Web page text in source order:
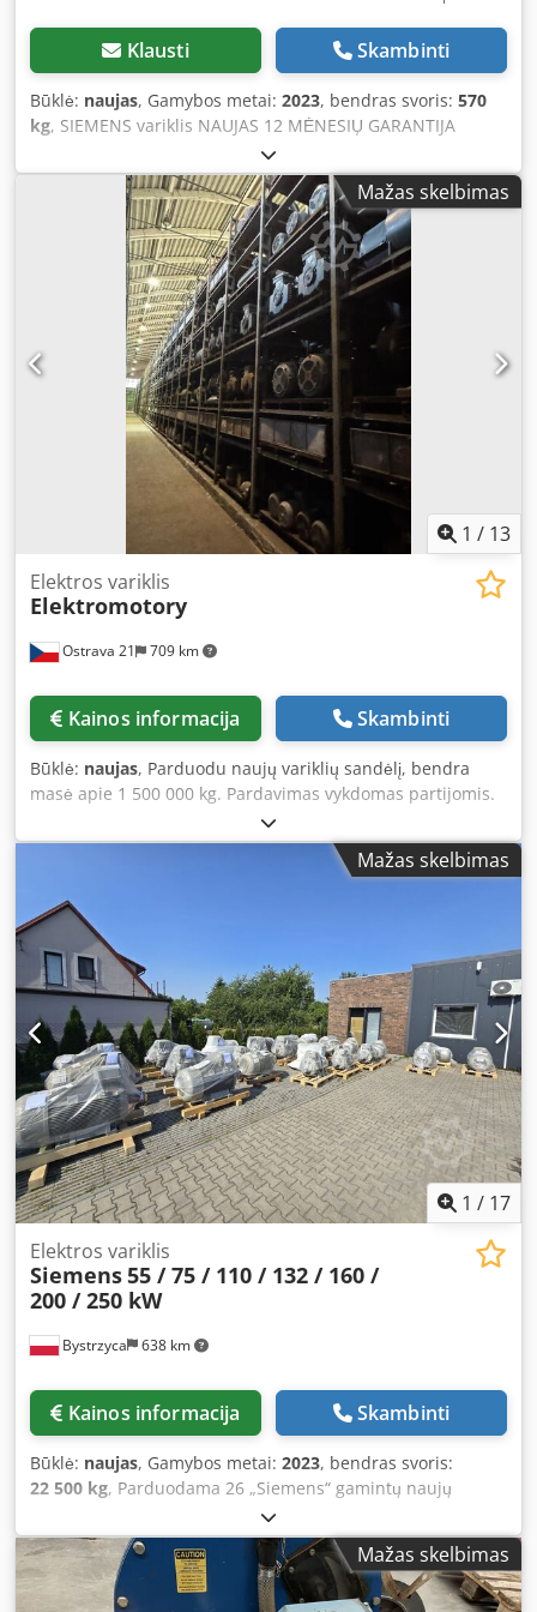
Klausti Skambinti
Būklė: naujas, Gamybos metai: 2023, bendras svoris: 570
kg, SIEMENS variklis NAUJAS 12 MĖNESIŲ GARANTIJA
Prieinama 2 vnt. 2970 aps./min. 1488 aps./min.
Dcedpfxjwiwfis Aczsk
Mažas skelbimas
1 / 13
Ostrava 21 709 km
Elektros variklis
Elektromotory
Kainos informacija Skambinti
Būklė: naujas, Parduodu naujų variklių sandėlį, bendra
masė apie 1 500 000 kg. Pardavimas vykdomas partijomis.
Minimalus užsakymo kiekis – 50 000 kg. Visi varikliai yra
nauji arba naudoti, tačiau atlikti remonto darbai. Apytikslis
kiekis – 3 000 vnt. Skirtingų gamintojų: „Siemens“, „ČKD“,
„MEZ“ ir kt. Dcedpezgu D Iefx Aczok Kaina už 1 kg – 1,50
euro.
Mažas skelbimas
1 / 17
Bystrzyca 638 km
Elektros variklis
Siemens55 / 75 / 110 / 132 / 160 /
200 / 250 kW
Kainos informacija Skambinti
Būklė: naujas, Gamybos metai: 2023, bendras svoris:
22 500 kg, Parduodama 26 „Siemens“ gamintų naujų
variklių, pagamintų 2023 m. Galima įsigyti visą partiją arba
atskirai. IE3 klasės. 1 vnt. 894718.2 IE3 variklis, 3 fazės, 55
kW, 4 polių, 400|460 V, 50|60 Hz, „Siemens“, 1PC3105-
2CB20-0FA0, 2023-04, ant EPAL padėklo, įpakuotas į plėvelę.
Mažas skelbimas